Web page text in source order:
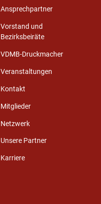
Ansprechpartner
Vorstand und
Bezirksbeiräte
VDMB-Druckmacher
Veranstaltungen
Kontakt
Mitglieder
Netzwerk
Unsere Partner
Karriere